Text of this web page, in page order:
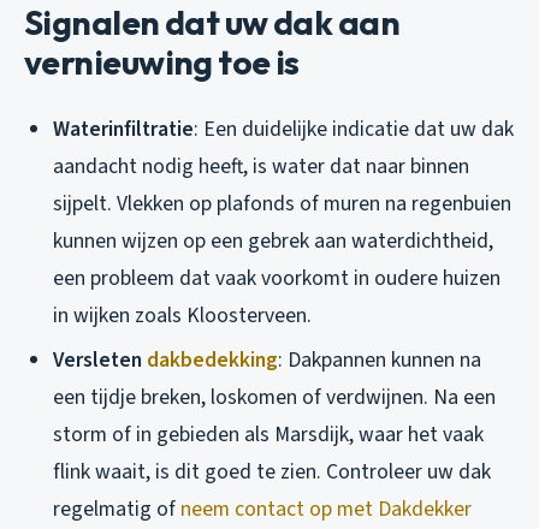
Signalen dat uw dak aan
vernieuwing toe is
Waterinfiltratie: Een duidelijke indicatie dat uw dak
aandacht nodig heeft, is water dat naar binnen
sijpelt. Vlekken op plafonds of muren na regenbuien
kunnen wijzen op een gebrek aan waterdichtheid,
een probleem dat vaak voorkomt in oudere huizen
in wijken zoals Kloosterveen.
Versleten dakbedekking: Dakpannen kunnen na
een tijdje breken, loskomen of verdwijnen. Na een
storm of in gebieden als Marsdijk, waar het vaak
flink waait, is dit goed te zien. Controleer uw dak
regelmatig of neem contact op met Dakdekker